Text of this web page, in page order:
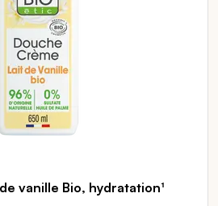
vanille Bio, hydratation¹